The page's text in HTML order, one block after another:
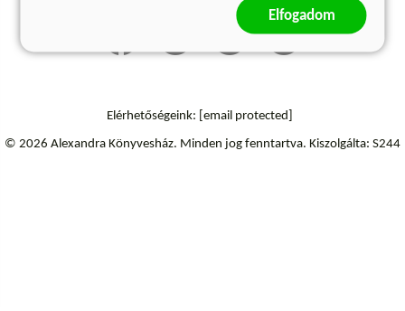
Elérhetőségeink: [email protected]
© 2026 Alexandra Könyvesház. Minden jog fenntartva. Kiszolgálta: S244
Elfogadom